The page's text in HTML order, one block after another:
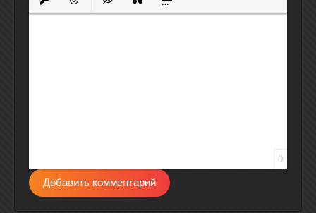
Вставить защищенную ссылку
Вставить смайлик
Вставка скрытого текста
Вставка цитаты
Вставка спойлера
0
Добавить комментарий